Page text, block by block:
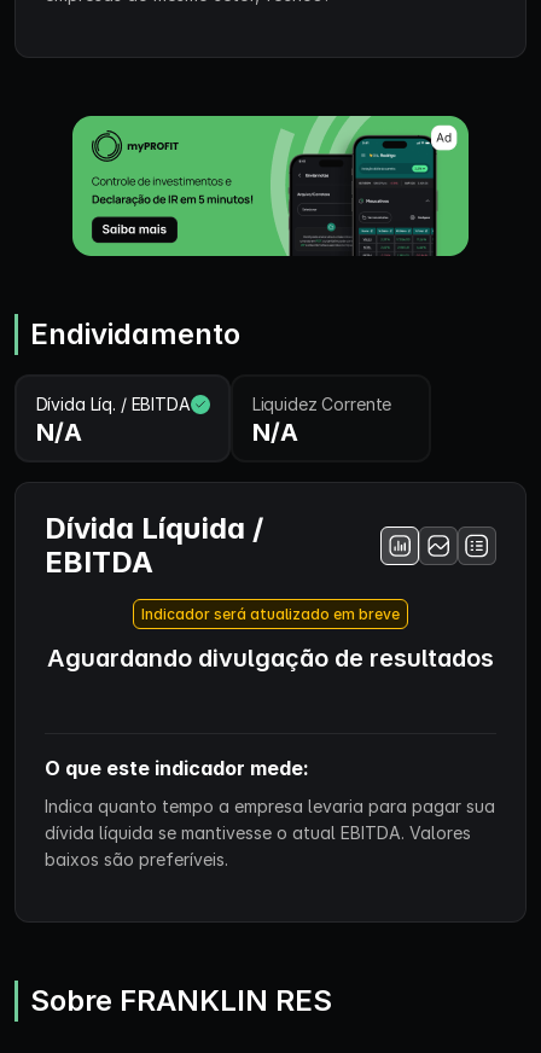
Endividamento
Dívida Líq. / EBITDA
N/A
Liquidez Corrente
N/A
Dívida Líquida /
EBITDA
Indicador será atualizado em breve
Aguardando divulgação de resultados
O que este indicador mede:
Indica quanto tempo a empresa levaria para pagar sua
dívida líquida se mantivesse o atual EBITDA. Valores
baixos são preferíveis.
Sobre FRANKLIN RES